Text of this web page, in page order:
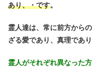
あり、・です。
霊人達は、常に前方から
ざる愛であり、真理であ
霊人がそれぞれ異なった